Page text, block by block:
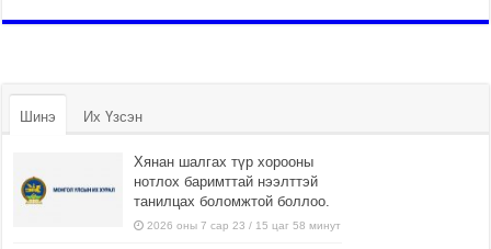
Шинэ Их Үзсэн
Хянан шалгах түр хорооны
нотлох баримттай нээлттэй
танилцах боломжтой боллоо.
2026 оны 7 сар 23 / 15 цаг 58 минут